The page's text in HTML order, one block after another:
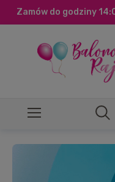
Zamów do godziny